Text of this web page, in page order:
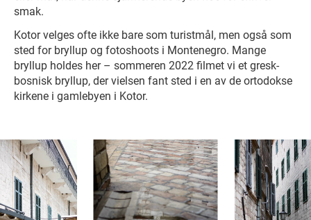
smak.
Kotor velges ofte ikke bare som turistmål, men også som
sted for bryllup og fotoshoots i Montenegro. Mange
bryllup holdes her – sommeren 2022 filmet vi et gresk-
bosnisk bryllup, der vielsen fant sted i en av de ortodokse
kirkene i gamlebyen i Kotor.